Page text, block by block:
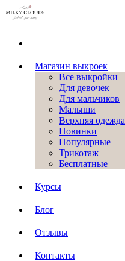
Магазин выкроек
Все выкройки
Для девочек
Для мальчиков
Малыши
Верхняя одежда
Новинки
Популярные
Трикотаж
Бесплатные
Курсы
Блог
Отзывы
Контакты